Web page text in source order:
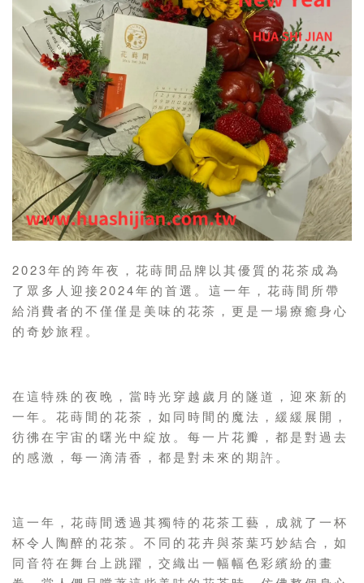
2023年的跨年夜，花蒔間品牌以其優質的花茶成為
了眾多人迎接2024年的首選。這一年，花蒔間所帶
給消費者的不僅僅是美味的花茶，更是一場療癒身心
的奇妙旅程。
在這特殊的夜晚，當時光穿越歲月的隧道，迎來新的
一年。花蒔間的花茶，如同時間的魔法，緩緩展開，
彷彿在宇宙的曙光中綻放。每一片花瓣，都是對過去
的感激，每一滴清香，都是對未來的期許。
這一年，花蒔間透過其獨特的花茶工藝，成就了一杯
杯令人陶醉的花茶。不同的花卉與茶葉巧妙結合，如
同音符在舞台上跳躍，交織出一幅幅色彩繽紛的畫